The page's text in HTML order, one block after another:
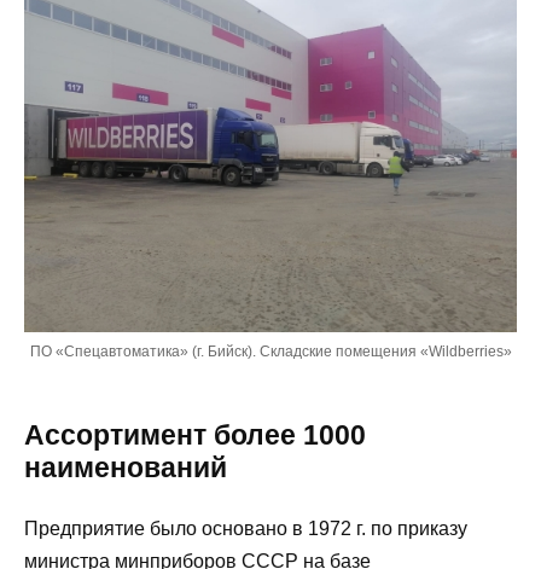
ПО «Спецавтоматика» (г. Бийск). Складские помещения «Wildberries»
Ассортимент более 1000
наименований
Предприятие было основано в 1972 г. по приказу
министра минприборов СССР на базе